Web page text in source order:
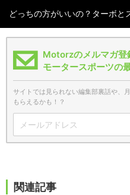
どっちの方がいいの？ターボと
Motorzのメルマガ登
モータースポーツの
サイトでは見られない編集部裏話や、
もらえるかも！？
関連記事